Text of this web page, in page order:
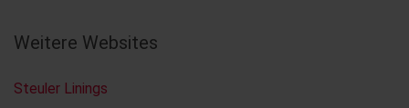
Weitere Websites
Steuler Linings